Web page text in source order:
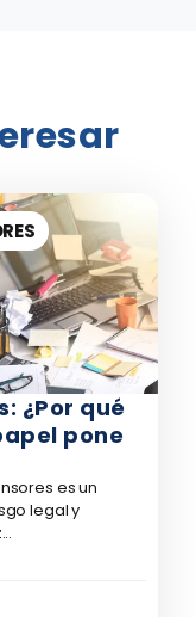
¿Por qué
pone
es un
legal y